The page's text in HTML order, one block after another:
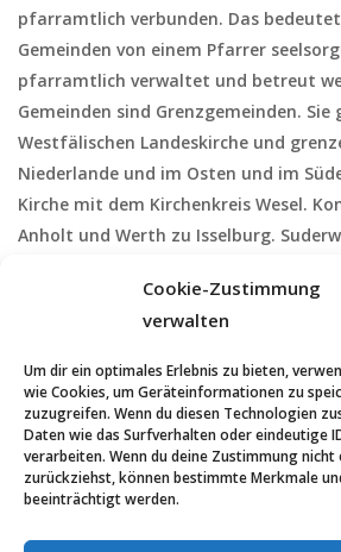
Cookie-Zustimmung
verwalten
Um dir ein optimales Erlebnis zu bieten,
wie Cookies, um Geräteinformationen zu
zuzugreifen. Wenn du diesen Technologien
Daten wie das Surfverhalten oder eindeutige
verarbeiten. Wenn du deine Zustimmung
zurückziehst, können bestimmte Merkmale
beeinträchtigt werden.
pfarramtlich verbunden. Das
Gemeinden von einem Pfarrer
pfarramtlich verwaltet und betreut
Gemeinden sind Grenzgemeinden. Sie
Westfälischen Landeskirche und
Niederlande und im Osten und im
Kirche mit dem Kirchenkreis Wesel.
Anholt und Werth zu Isselburg.
zwischen dem Rheinland und
evangelischen Christen von Isselburg
Kirchengemeinden Anholt, Suderwick
jedoch zur westfälischen Kirche.